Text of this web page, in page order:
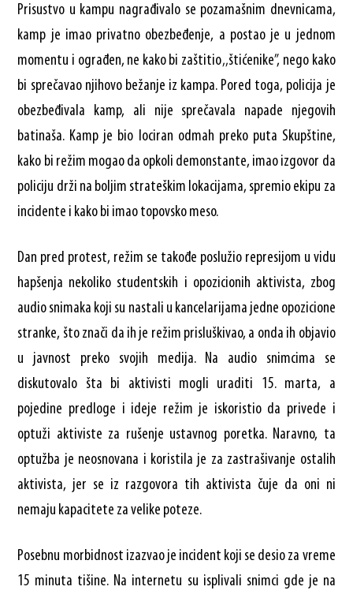
Prisustvo u kampu nagrađivalo se pozamašnim dnevnicama,
kamp je imao privatno obezbeđenje, a postao je u jednom
momentu i ograđen, ne kako bi zaštitio ‚‚štićenike”, nego kako
bi sprečavao njihovo bežanje iz kampa. Pored toga, policija je
obezbeđivala kamp, ali nije sprečavala napade njegovih
batinaša. Kamp je bio lociran odmah preko puta Skupštine,
kako bi režim mogao da opkoli demonstante, imao izgovor da
policiju drži na boljim strateškim lokacijama, spremio ekipu za
incidente i kako bi imao topovsko meso.
Dan pred protest, režim se takođe poslužio represijom u vidu
hapšenja nekoliko studentskih i opozicionih aktivista, zbog
audio snimaka koji su nastali u kancelarijama jedne opozicione
stranke, što znači da ih je režim prisluškivao, a onda ih objavio
u javnost preko svojih medija. Na audio snimcima se
diskutovalo šta bi aktivisti mogli uraditi 15. marta, a
pojedine predloge i ideje režim je iskoristio da privede i
optuži aktiviste za rušenje ustavnog poretka. Naravno, ta
optužba je neosnovana i koristila je za zastrašivanje ostalih
aktivista, jer se iz razgovora tih aktivista čuje da oni ni
nemaju kapacitete za velike poteze.
Posebnu morbidnost izazvao je incident koji se desio za vreme
15 minuta tišine. Na internetu su isplivali snimci gde je na